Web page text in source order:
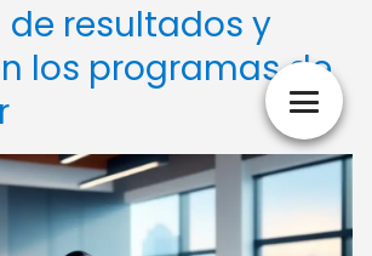
de resultados y
los programas de